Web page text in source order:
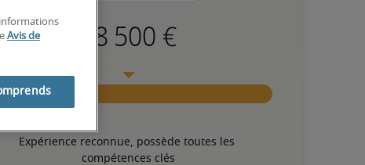
Expérience reconnue, possède toutes les
compétences clés
Avis de